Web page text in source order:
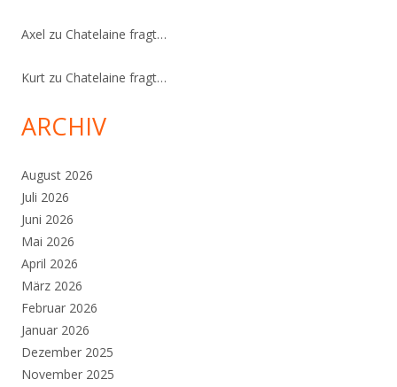
Axel zu Chatelaine fragt…
Kurt zu Chatelaine fragt…
ARCHIV
August 2026
Juli 2026
Juni 2026
Mai 2026
April 2026
März 2026
Februar 2026
Januar 2026
Dezember 2025
November 2025